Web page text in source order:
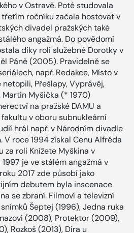
v Ostravě. Poté studovala
třetím ročníku začala hostovat v
divadel pražských také
angažmá. Do povědomí
díky roli služebné Dorotky v
Páně (2005). Pravidelně se
např. Redakce, Místo v
Přešlapy, Vyprávěj,
Myšička (* 1970)
na pražské DAMU a
v oboru subnukleární
hrál např. v Národním divadle
V roce 1994 získal Cenu Alfréda
za roli Knížete Myškina v
je ve stálém angažmá v
2017 zde působí jako
debutem byla inscenace
se zbraní. Filmoví a televizní
Šeptej (1996), Jedna ruka
(2008), Protektor (2009),
Rozkoš (2013), Díra u